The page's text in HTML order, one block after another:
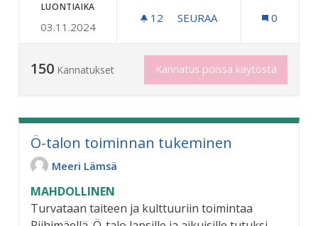
LUONTIAIKA
03.11.2024
12 12 SEURAAJAA
SEURAA 0
150 Kannatukset Kannatus poissa käytöstä
Ö-talon toiminnan tukeminen
Meeri Lämsä
MAHDOLLINEN
Turvataan taiteen ja kulttuuriin toimintaa